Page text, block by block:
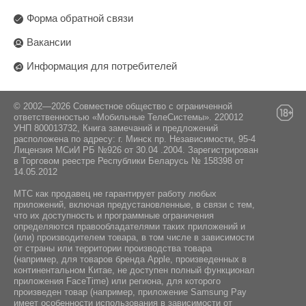
Частота обновления:
3
Порты USB:
4, 6005 Luzern. Яндекс Сервисез АГ,
Швейцария, Верфтештрассе 4, 6005 Люцерн.
ООО "Единая торговая компания" Минская
Гатово, д. 5, пом. 78, 223017
Форма обратной связи
Вакансии
Информация для потребителей
© 2002—2026 Совместное общество с ограниченной
ответственностью «Мобильные ТелеСистемы». 220012
УНП 800013732, Книга замечаний и предложений
расположена по адресу: г. Минск пр. Независимости, 95-4
Лицензия МСиИ РБ №926 от 30.04 .2004. Зарегистрирован
в Торговом реестре Республики Беларусь № 158398 от
14.05.2012
МТС как продавец не гарантирует работу любых
приложений, включая предустановленные, в связи с тем,
что их доступность и программные ограничения
определяются правообладателями таких приложений и
(или) производителем товара, в том числе в зависимости
от страны или территории производства товара
(например, для товаров бренда Apple, произведенных в
континентальном Китае, не доступен полный функционал
приложения FaceTime) или региона, для которого
произведен товар (например, приложение Samsung Pay
имеет особенности использования в зависимости от